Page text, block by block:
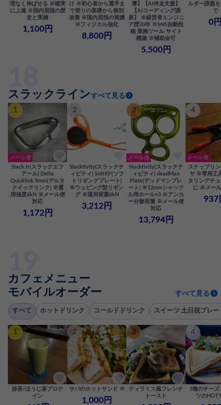
理なく伸ばせる ※確実
に上達 ※国内屈指の歴
史と実績
1,100円
け ※初心者から選手ま
で登りの基礎から個別
改善 ※国内屈指の実績
※フィジカル強化
8,800円
導】【AI伴走支援】
【AIコーディング講
座】 ※経営者エンジニ
ア歴30年 ※SNS自動投
稿 業務ツール サイト
構築 ※補助金可
5,500円
ルダー課題
で
0
スラックラインすべて見る
1
メール便
Slack.fr(スラックエフ
アール) Delta
Quicklink 8mm(デルタ
クイックリンク) ※運
用強度6kN ※メール便
対応
1,172円
2
Slacktivity(スラックテ
ィビティ) SoftRP(ソフ
トリギングプレート)
※ウェビング型リギン
グ ※運用荷重6kN
3,212円
3
メール便
Slacktivity(スラックテ
ィビティ) deadMan
Plate(デッドマンプレ
ート) ※12mmシャック
ル用ホール×3 ※アンカ
ー分散荷重 ※メール便
対応
13,794円
4
メール便
スナップリ
ヤ ※専用工
タリングチ
に ※メー
937
カフェメニュー
モバイルオーダー
すべて見る
すべて ホットドリンク コールドドリンク スイーツ 土日祝プレー
1
抹茶/ほうじ茶プロテ
イン
2
サバのホットサンド ※
1,000円
3
ティラミス風フレンチ
トースト
4
3種のチーズ
ツのHOT